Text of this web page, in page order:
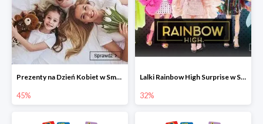
Prezenty na Dzień Kobiet w Smyku do -45%
45%
Lalki Rainbow High Surprise w Smyku do -35%
32%